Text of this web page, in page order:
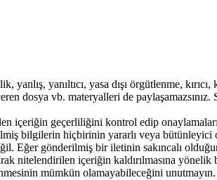
yanıltıcı, yasa dışı örgütlenme,
dosya vb. materyalleri de
geçerliliğini kontrol edip
bilgilerin hiçbirinin yararlı veya
Eğer gönderilmiş bir iletinin sakıncalı
nitelendirilen içeriğin kaldırılmasına
mümkün olamayabileceğini